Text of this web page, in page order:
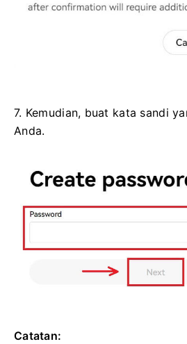
7. Kemudian, buat kata sandi
Anda.
Catatan: